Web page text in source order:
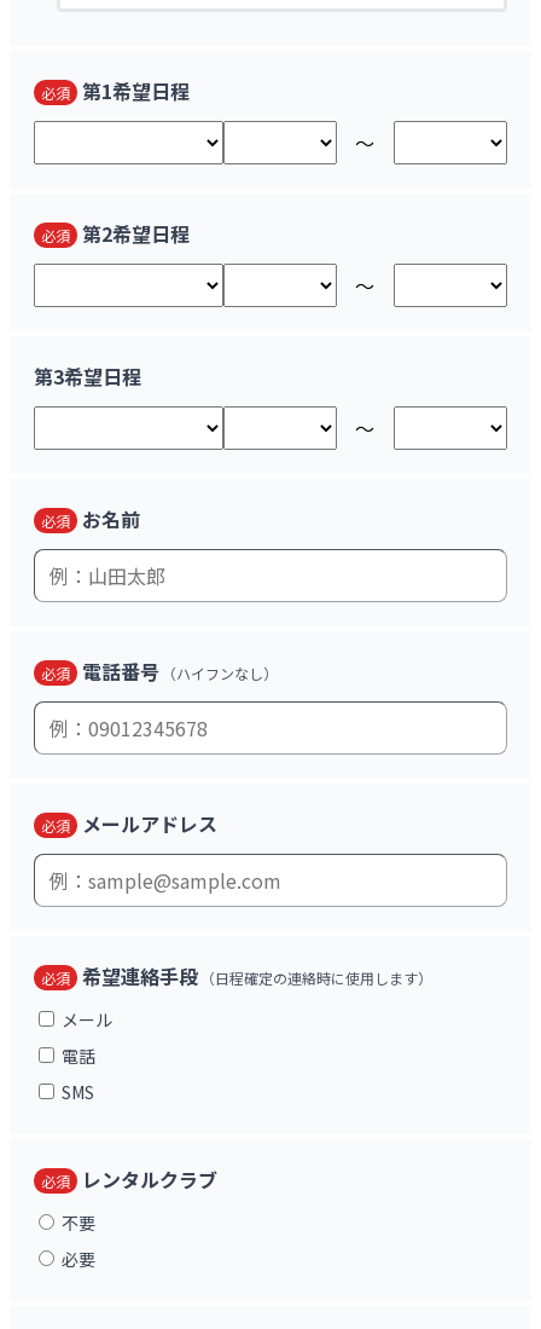
必須 第1希望日程
〜
必須 第2希望日程
〜
第3希望日程
〜
必須 お名前
必須 電話番号 （ハイフンなし）
必須 メールアドレス
必須 希望連絡手段 （日程確定の連絡時に使用します）
メール
電話
SMS
必須 レンタルクラブ
不要
必要